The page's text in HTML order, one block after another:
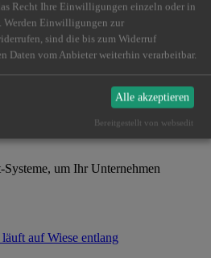
Niveau? Das geht auch als
So gewinnen und
um Ihr Unternehmen
Recht Ihre Einwilligungen einzeln oder in
Werden Einwilligungen zur
sind die bis zum Widerruf
Daten vom Anbieter weiterhin verarbeitbar.
Alle akzeptieren
Bereitgestellt von websedit